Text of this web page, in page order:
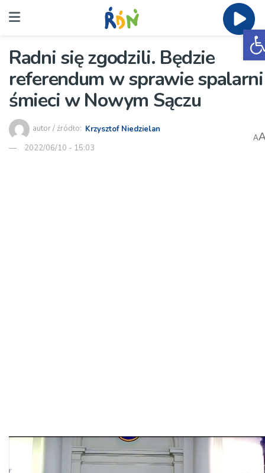
Radni się zgodzili. Będzie
referendum w sprawie spalarni
śmieci w Nowym Sączu
autor / źródło: Krzysztof Niedzielan
2022/06/10 - 15:03
A